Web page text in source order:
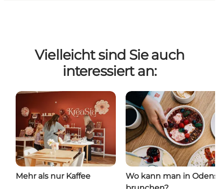
Vielleicht sind Sie auch
interessiert an:
Mehr als nur Kaffee
Wo kann man in